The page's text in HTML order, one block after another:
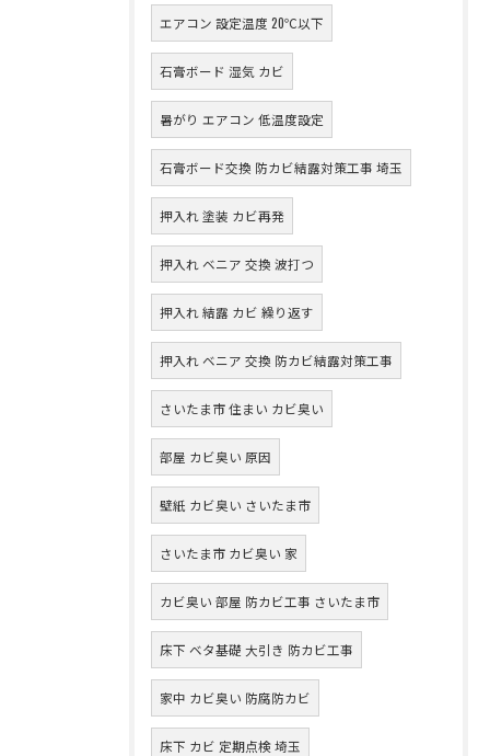
エアコン 設定温度 20℃以下
石膏ボード 湿気 カビ
暑がり エアコン 低温度設定
石膏ボード交換 防カビ結露対策工事 埼玉
押入れ 塗装 カビ再発
押入れ ベニア 交換 波打つ
押入れ 結露 カビ 繰り返す
押入れ ベニア 交換 防カビ結露対策工事
さいたま市 住まい カビ臭い
部屋 カビ臭い 原因
壁紙 カビ臭い さいたま市
さいたま市 カビ臭い 家
カビ臭い 部屋 防カビ工事 さいたま市
床下 ベタ基礎 大引き 防カビ工事
家中 カビ臭い 防腐防カビ
床下 カビ 定期点検 埼玉